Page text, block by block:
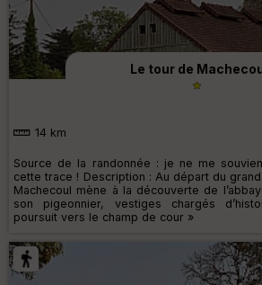
Le tour de
14 km
Source de la randonnée : je ne me
cette trace ! Description : Au départ du
Machecoul mène à la découverte de
son pigeonnier, vestiges chargés
poursuit vers le champ de cour »